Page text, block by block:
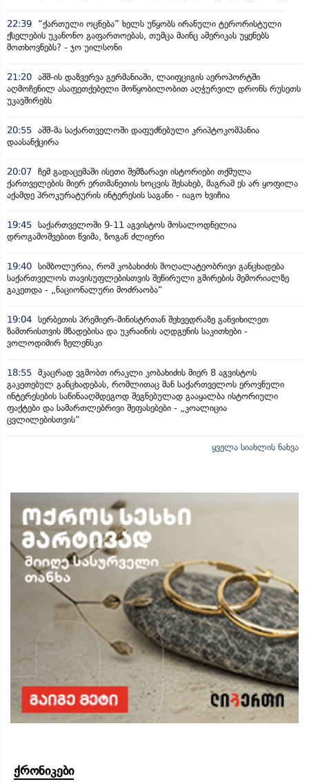
22:39
“ქართული ოცნება” ხელს უწყობს ირანული ტერორისტული
ქსელების უკანონო გაფართოებას, თუმცა მაინც ამერიკას უყენებს
მოთხოვნებს? - ჯო უილსონი
21:20 აშშ-ის დაზვერვა გერმანიაში, ლაიფციგის აეროპორტში
აღმოჩენილ ასაფეთქებელი მოწყობილობით აღჭურვილ დრონს რუსეთს
უკავშირებს
20:55 აშშ-მა საქართველოში დაფუძნებული კრიპტოკომპანია
დაასანქცირა
20:07 ჩემ გადაცემაში ისეთი შემზარავი ისტორიები თქმულა
ქართველების მიერ ერთმანეთის ხოცვის შესახებ, მაგრამ ეს არ ყოფილა
აქამდე პროკურატურის ინტერესის საგანი - იაგო ხვიჩია
19:45 საქართველოში 9-11 აგვისტოს მოსალოდნელია
დროგამოშვებით წვიმა, ზოგან ძლიერი
19:40 სიმბოლურია, რომ კობახიძის მოღალატეობრივი განცხადება
საქართველოს თავისუფლებისთვის შეწირული გმირების მემორიალზე
გაკეთდა - „ნაციონალური მოძრაობა“
19:04 სერბეთის პრემიერ-მინისტრთან შეხვედრაზე განვიხილეთ
ზამთრისთვის მზადებისა და უკრაინის აღდგენის საკითხები -
ვოლოდიმირ ზელენსკი
18:55 მკაცრად ვგმობთ ირაკლი კობახიძის მიერ 8 აგვისტოს
გაკეთებულ განცხადებას, რომლითაც მან საქართველოს ეროვნული
ინტერესების საწინააღმდეგოდ შეგნებულად გააყალბა ისტორიული
ფაქტები და სამართლებრივი შეფასებები - „კოალიცია
ცვლილებისთვის“
ყველა სიახლის ნახვა
ქრონიკები